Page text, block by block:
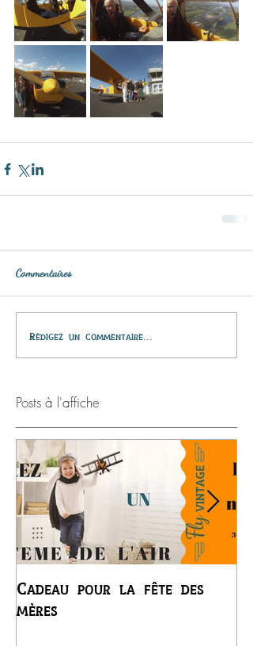
Commentaires
Rédigez un commentaire...
Posts à l'affiche
Cadeau pour la fête des
mères